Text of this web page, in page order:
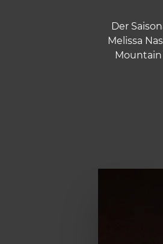
Der
Melissa
Mountain